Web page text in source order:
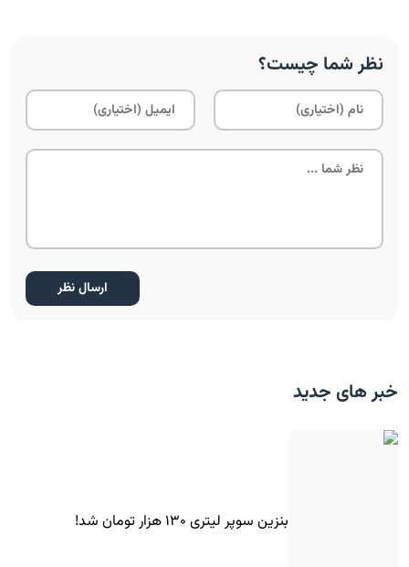
نظر شما چیست؟
خبر های جدید
بنزین سوپر لیتری ۱۳۰ هزار تومان شد!